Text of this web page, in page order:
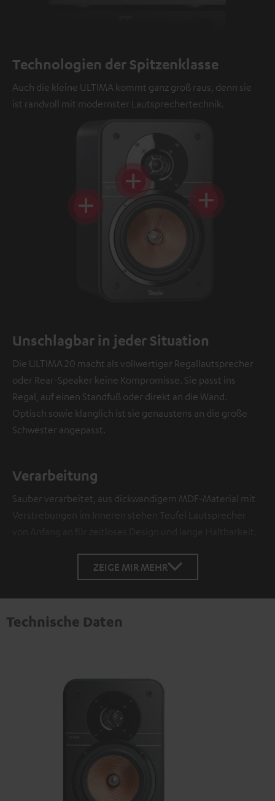
Technologien der Spitzenklasse
Auch die kleine ULTIMA kommt ganz groß raus, denn sie
ist randvoll mit modernster Lautsprechertechnik.
Unschlagbar in jeder Situation
Die ULTIMA 20 macht als vollwertiger Regallautsprecher
oder Rear-Speaker keine Kompromisse. Sie passt ins
Regal, auf einen Standfuß oder direkt an die Wand.
Optisch sowie klanglich ist sie genaustens an die große
Schwester angepasst.
Verarbeitung
Sauber verarbeitet, aus dickwandigem MDF-Material mit
Verstrebungen im Inneren stehen Teufel Lautsprecher
ZEIGE MIR MEHR
Technische Daten